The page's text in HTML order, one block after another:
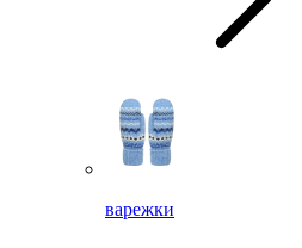
варежки